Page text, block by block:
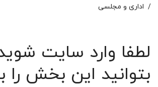
اداری و مجلسی
لطفا وارد سایت
بتوانید این بخش را